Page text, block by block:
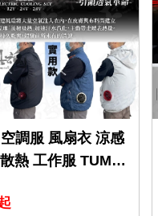
調服 風扇衣 涼感
熱 工作服 TUMAX